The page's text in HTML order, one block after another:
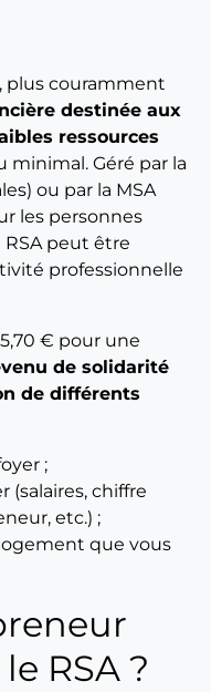
plus couramment
destinée aux
ressources
minimal. Géré par la
ou par la MSA
les personnes
peut être
professionnelle
€ pour une
de solidarité
de différents
;
(salaires, chiffre
etc.) ;
que vous
RSA ?